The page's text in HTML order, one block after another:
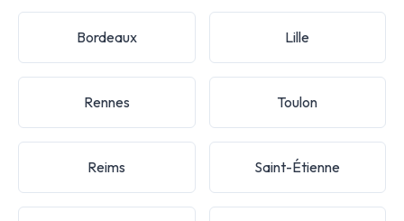
Bordeaux Lille
Rennes Toulon
Reims Saint-Étienne